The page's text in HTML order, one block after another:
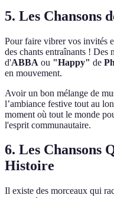
5. Les Chansons
Pour faire vibrer vos invités
des chants entraînants ! Des
d'ABBA ou "Happy" de
en mouvement.
Avoir un bon mélange de
l’ambiance festive tout au
moment où tout le monde
l'esprit communautaire.
6. Les Chansons
Histoire
Il existe des morceaux qui